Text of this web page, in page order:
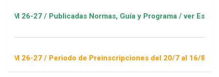
/ Publicadas Normas, Guía y Programa / ver Escuelas
/ Periodo de Preinscripciones del 20/7 al 16/8 / Sorteo 1